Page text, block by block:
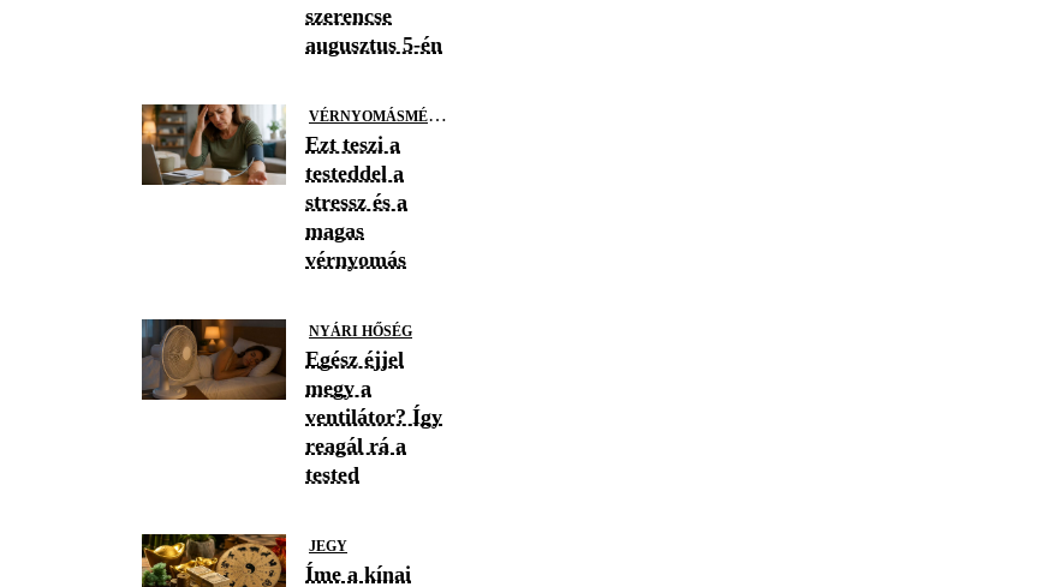
szerencse
augusztus 5-én
V
ÉRNYOMÁSMÉRÉS
Ezt teszi a
testeddel a
stressz és a
magas
vérnyomás
NYÁRI HŐSÉG
Egész éjjel
megy a
ventilátor? Így
reagál rá a
tested
JEGY
Íme a kínai